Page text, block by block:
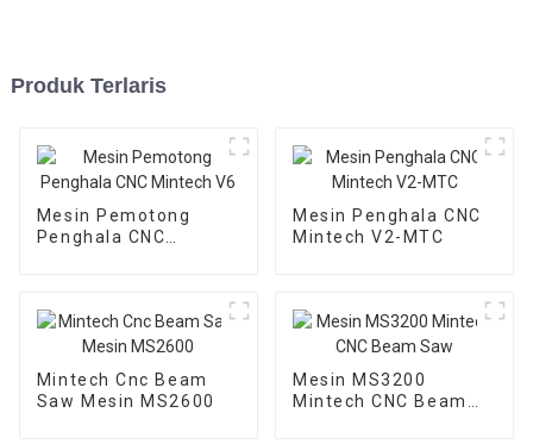
Produk Terlaris
Mesin Pemotong
Penghala CNC
Mesin Penghala CNC
Mintech V2-MTC
Mintech Cnc Beam
Saw Mesin MS2600
Mesin MS3200
Mintech CNC Beam